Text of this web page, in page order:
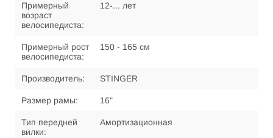
Примерный
возраст
велосипедиста:
12-... лет
Примерный рост
велосипедиста:
150 - 165 см
Производитель: STINGER
Размер рамы: 16"
Тип передней
вилки:
Амортизационная